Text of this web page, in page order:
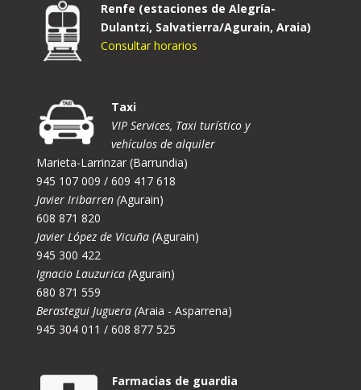
Renfe (estaciones de Alegría-
Dulantzi, Salvatierra/Agurain, Araia)
Consultar horarios
Taxi
VIP Services, Taxi turístico y
vehículos de alquiler
Marieta-Larrinzar (Barrundia)
945 107 009 / 609 417 618
Javier Iribarren (Agurain)
608 871 820
Javier López de Vicuña (Agurain)
945 300 422
Ignacio Lauzurica (Agurain)
680 871 559
Berastegui Juguera (Araia - Asparrena)
945 304 011 / 608 877 525
Farmacias de guardia